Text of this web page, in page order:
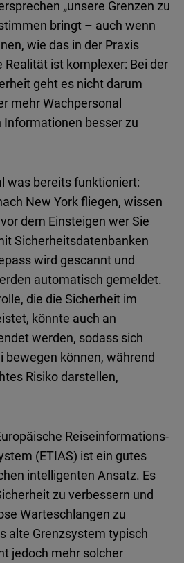
„unsere Grenzen zu
bringt – auch wenn
, wie das in der Praxis
Realität ist komplexer: Bei der
geht es nicht darum
mehrWachpersonal
Informationen besserzu
was bereitsfunktioniert:
New Yorkfliegen, wissen
vor dem Einsteigen werSie
Sicherheitsdatenbanken
wird gescannt und
automatisch gemeldet.
, die die Sicherheit im
, könnte auch an
werden, sodass sich
bewegen können, während
Risiko darstellen,
Reiseinformations-
(ETIAS) ist ein gutes
intelligenten Ansatz. Es
zu verbessern und
Warteschlangen zu
alte Grenzsystem typisch
jedoch mehr solcher